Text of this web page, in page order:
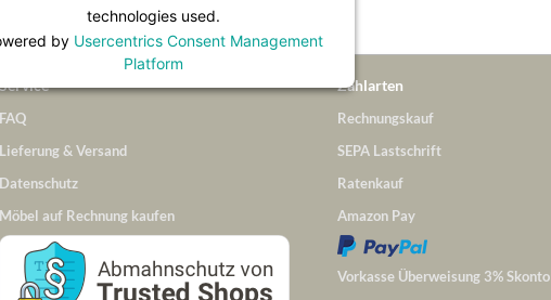
technologies used.
by Usercentrics Consent Management
Platform
Service
FAQ
Lieferung & Versand
Datenschutz
Möbel auf Rechnung kaufen
Zahlarten
Rechnungskauf
SEPA Lastschrift
Ratenkauf
Amazon Pay
Vorkasse Überweisung 3% Skonto